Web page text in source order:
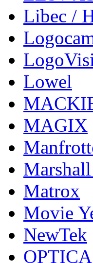
Libec /
Lowel
MAGIX
Matrox
Movie
NewTek